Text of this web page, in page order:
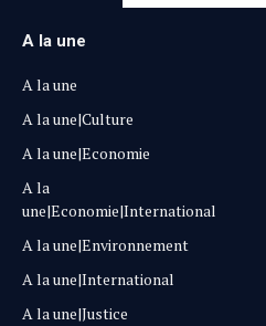
A la une
A la une
A la une|Culture
A la une|Economie
A la
une|Economie|International
A la une|Environnement
A la une|International
A la une|Justice